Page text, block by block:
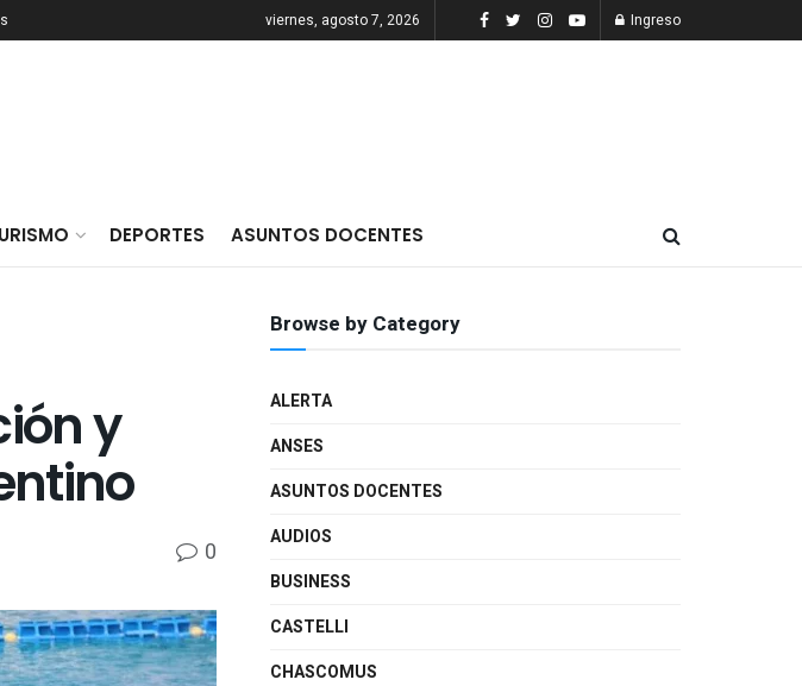
viernes, agosto 7, 2026 Ingreso
DEPORTES ASUNTOS DOCENTES
y
0
Browse by Category
ALERTA
ANSES
ASUNTOS DOCENTES
AUDIOS
BUSINESS
CASTELLI
CHASCOMUS